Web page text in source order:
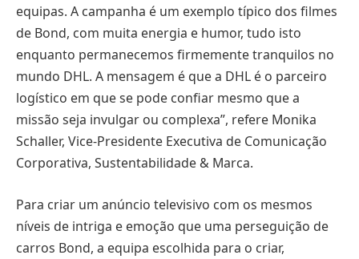
equipas. A campanha é um exemplo típico dos filmes
de Bond, com muita energia e humor, tudo isto
enquanto permanecemos firmemente tranquilos no
mundo DHL. A mensagem é que a DHL é o parceiro
logístico em que se pode confiar mesmo que a
missão seja invulgar ou complexa”, refere Monika
Schaller, Vice-Presidente Executiva de Comunicação
Corporativa, Sustentabilidade & Marca.
Para criar um anúncio televisivo com os mesmos
níveis de intriga e emoção que uma perseguição de
carros Bond, a equipa escolhida para o criar,